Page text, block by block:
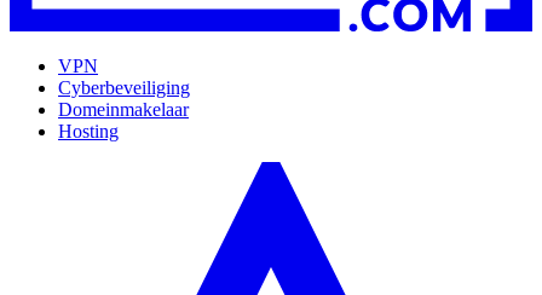
VPN
Cyberbeveiliging
Domeinmakelaar
Hosting